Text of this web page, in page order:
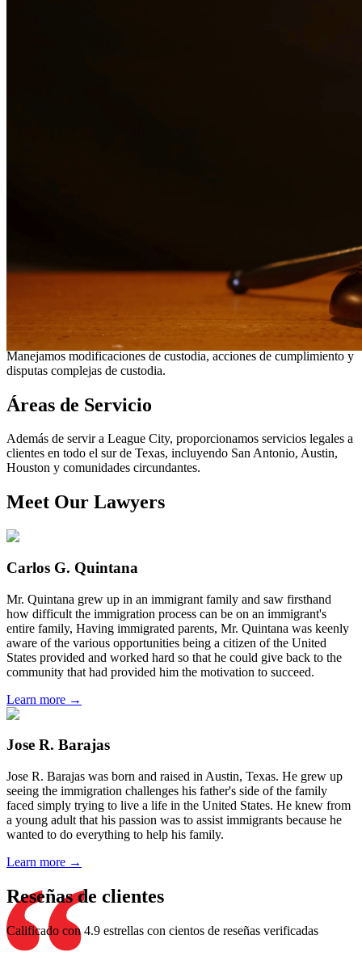
Nuestros Servicios
Los asuntos de custodia de menores requieren una consideración
cuidadosa y representación legal experimentada. Nuestros abogados
trabajan en estrecha colaboración con las familias para desarrollar
arreglos de custodia que prioricen el bienestar de los niños.
Manejamos modificaciones de custodia, acciones de cumplimiento y
disputas complejas de custodia.
Áreas de Servicio
Además de servir a League City, proporcionamos servicios legales a
clientes en todo el sur de Texas, incluyendo San Antonio, Austin,
Houston y comunidades circundantes.
Meet Our Lawyers
Carlos G. Quintana
Mr. Quintana grew up in an immigrant family and saw firsthand
how difficult the immigration process can be on an immigrant's
entire family, Having immigrated parents, Mr. Quintana was keenly
aware of the various opportunities being a citizen of the United
States provided and worked hard so that he could give back to the
community that had provided him the motivation to succeed.
Learn more →
Jose R. Barajas
Jose R. Barajas was born and raised in Austin, Texas. He grew up
seeing the immigration challenges his father's side of the family
faced simply trying to live a life in the United States. He knew from
a young adult that his passion was to assist immigrants because he
wanted to do everything to help his family.
Learn more →
Reseñas de clientes
Calificado con 4.9 estrellas con cientos de reseñas verificadas